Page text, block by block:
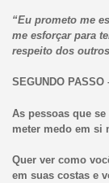
“Eu prometo me
me esforçar para
respeito dos
SEGUNDO PASSO
As pessoas que
meter medo em si
Quer ver como
em suas costas e